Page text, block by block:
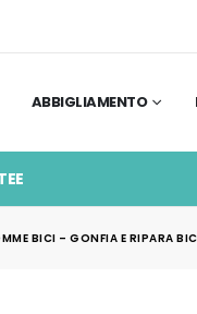
ABBIGLIAMENTO
BICI – GONFIA E RIPARA